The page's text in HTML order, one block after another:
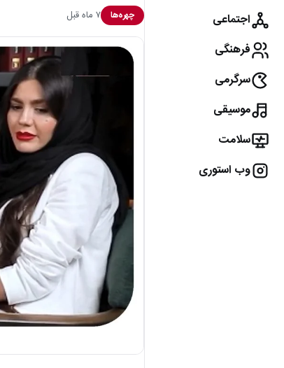
اجتماعی
فرهنگی
سرگرمی
موسیقی
سلامت
وب استوری
چهره‌ها ۷ ماه قبل